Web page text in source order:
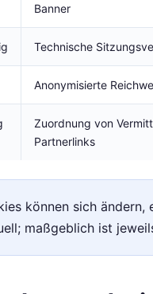
Banner
Technische
Anonymisierte
Zuordnung von
Partnerlinks
können sich ändern,
maßgeblich ist